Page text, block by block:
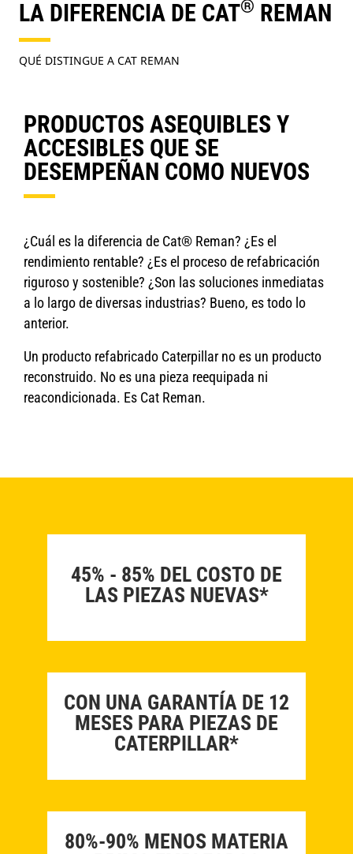
LA DIFERENCIA DE CAT® REMAN
QUÉ DISTINGUE A CAT REMAN
PRODUCTOS ASEQUIBLES Y
ACCESIBLES QUE SE
DESEMPEÑAN COMO NUEVOS
¿Cuál es la diferencia de Cat® Reman? ¿Es el
rendimiento rentable? ¿Es el proceso de refabricación
riguroso y sostenible? ¿Son las soluciones inmediatas
a lo largo de diversas industrias? Bueno, es todo lo
anterior.
Un producto refabricado Caterpillar no es un producto
reconstruido. No es una pieza reequipada ni
reacondicionada. Es Cat Reman.
45% - 85% DEL COSTO DE
LAS PIEZAS NUEVAS*
CON UNA GARANTÍA DE 12
MESES PARA PIEZAS DE
CATERPILLAR*
80%-90% MENOS MATERIA